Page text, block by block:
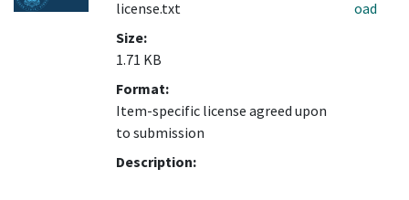
license.txt
Size:
1.71 KB
Format:
Item-specific license agreed upon
to submission
Description:
oad